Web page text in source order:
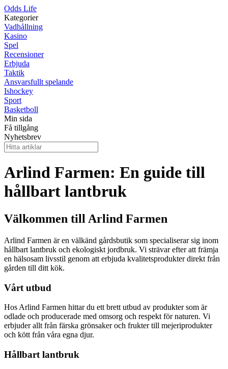
Odds Life
Kategorier
Vadhållning
Kasino
Spel
Recensioner
Erbjuda
Taktik
Ansvarsfullt spelande
Ishockey
Sport
Basketboll
Min sida
Få tillgång
Nyhetsbrev
Arlind Farmen: En guide till
hållbart lantbruk
Välkommen till Arlind Farmen
Arlind Farmen är en välkänd gårdsbutik som specialiserar sig inom
hållbart lantbruk och ekologiskt jordbruk. Vi strävar efter att främja
en hälsosam livsstil genom att erbjuda kvalitetsprodukter direkt från
gården till ditt kök.
Vårt utbud
Hos Arlind Farmen hittar du ett brett utbud av produkter som är
odlade och producerade med omsorg och respekt för naturen. Vi
erbjuder allt från färska grönsaker och frukter till mejeriprodukter
och kött från våra egna djur.
Hållbart lantbruk